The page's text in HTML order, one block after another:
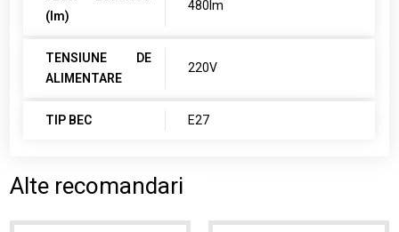
(lm)
480lm
TENSIUNE DE
ALIMENTARE
220V
TIP BEC E27
Alte recomandari